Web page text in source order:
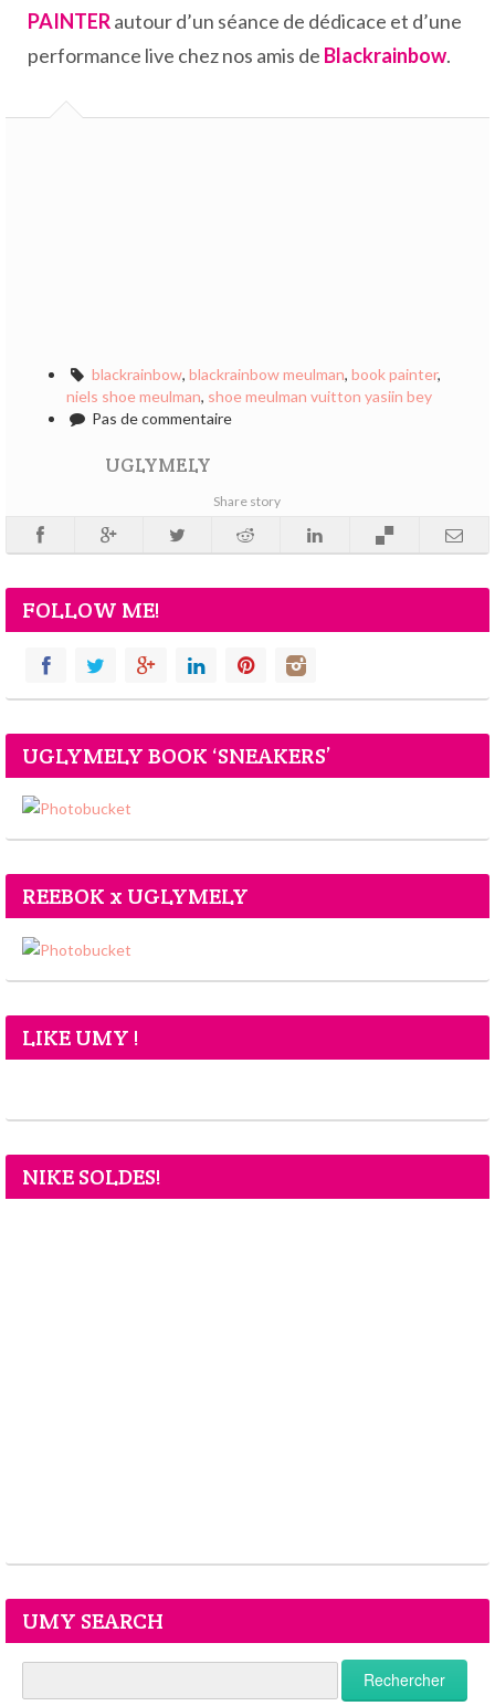
PAINTERautour d’un séance de dédicace et d’une
performance live chez nos amis de Blackrainbow.
blackrainbow, blackrainbow meulman, book painter,
niels shoe meulman, shoe meulman vuitton yasiin bey
Pas de commentaire
UGLYMELY
Share story
FOLLOW ME!
UGLYMELY BOOK ‘SNEAKERS’
REEBOK x UGLYMELY
LIKE UMY !
NIKE SOLDES!
UMY SEARCH